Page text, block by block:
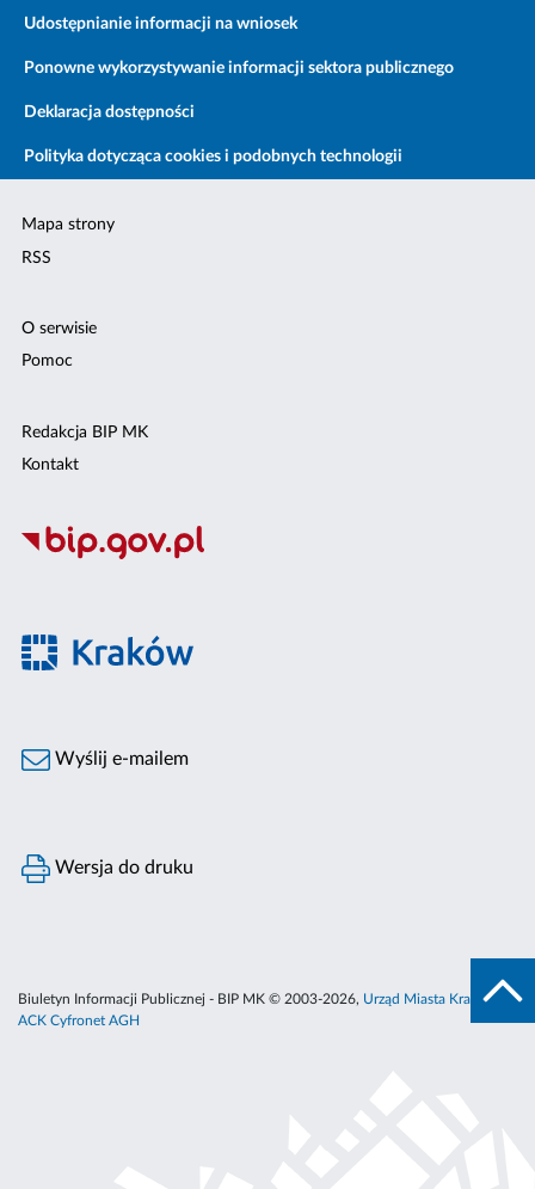
Udostępnianie informacji na wniosek
Ponowne wykorzystywanie informacji sektora publicznego
Deklaracja dostępności
Polityka dotycząca cookies i podobnych technologii
Mapa strony
RSS
O serwisie
Pomoc
Redakcja BIP MK
Kontakt
Wyślij e-mailem
Wersja do druku
Biuletyn Informacji Publicznej - BIP MK © 2003-2026, Urząd Miasta Krakowa
ACK Cyfronet AGH